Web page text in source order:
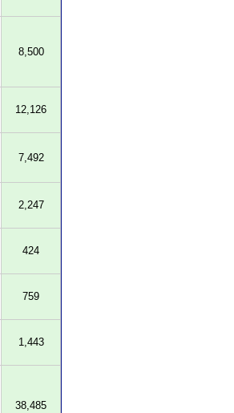
8,500
12,126
7,492
2,247
424
759
1,443
38,485